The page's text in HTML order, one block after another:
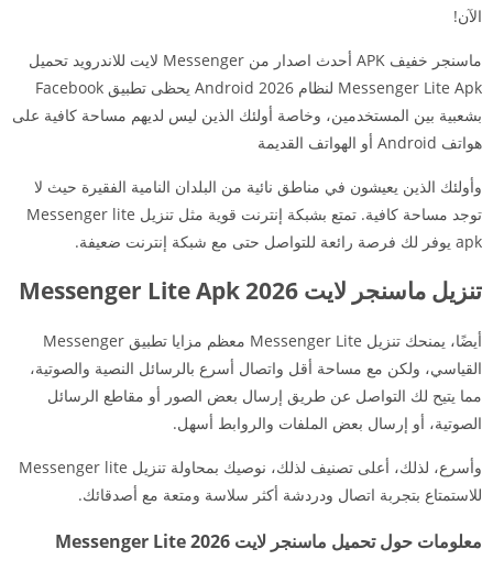
الآن!
ماسنجر خفيف APK أحدث اصدار من Messenger لايت للاندرويد تحميل
Messenger Lite Apk لنظام Android 2026 يحظى تطبيق Facebook
بشعبية بين المستخدمين، وخاصة أولئك الذين ليس لديهم مساحة كافية على
هواتف Android أو الهواتف القديمة
وأولئك الذين يعيشون في مناطق نائية من البلدان النامية الفقيرة حيث لا
توجد مساحة كافية. تمتع بشبكة إنترنت قوية مثل تنزيل Messenger lite
apk يوفر لك فرصة رائعة للتواصل حتى مع شبكة إنترنت ضعيفة.
تنزيل ماسنجر لايت Messenger Lite Apk 2026
أيضًا، يمنحك تنزيل Messenger Lite معظم مزايا تطبيق Messenger
القياسي، ولكن مع مساحة أقل واتصال أسرع بالرسائل النصية والصوتية،
مما يتيح لك التواصل عن طريق إرسال بعض الصور أو مقاطع الرسائل
الصوتية، أو إرسال بعض الملفات والروابط أسهل.
وأسرع، لذلك، أعلى تصنيف لذلك، نوصيك بمحاولة تنزيل Messenger lite
للاستمتاع بتجربة اتصال ودردشة أكثر سلاسة ومتعة مع أصدقائك.
معلومات حول تحميل ماسنجر لايت Messenger Lite 2026